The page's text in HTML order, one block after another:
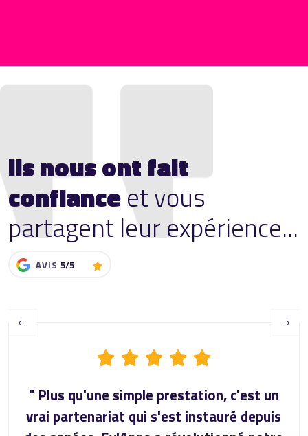
Ils nous ont fait
confianceet vous
partagent leur expérience...
AVIS 5/5
" Plus qu'une simple prestation, c'est un
vrai partenariat qui s'est instauré depuis